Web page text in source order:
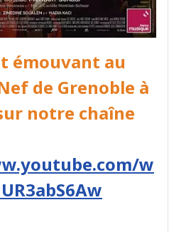
émouvant au
de Grenoble à
notre chaîne
w